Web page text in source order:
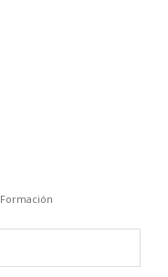
Formación